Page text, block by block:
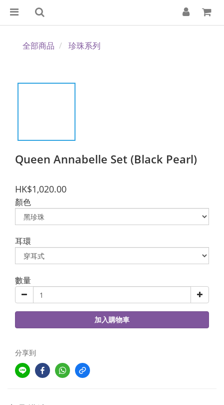
全部商品 珍珠系列
Queen Annabelle Set (Black Pearl)
HK$1,020.00
顏色
耳環
數量
加入購物車
分享到